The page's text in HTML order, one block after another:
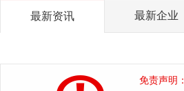
最新资讯 最新企业
免责声明：